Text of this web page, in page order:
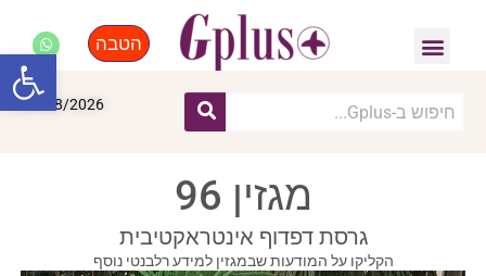
הטבה
07/08/2026
מגזין 96
גרסת דפדוף אינטראקטיבית
הקליקו על המודעות שבמגזין למידע רלבנטי נוסף
פתח